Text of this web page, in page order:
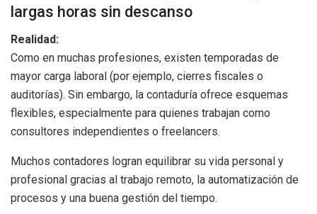
largas horas sin descanso
Realidad:
Como en muchas profesiones, existen temporadas de
mayor carga laboral (por ejemplo, cierres fiscales o
auditorías). Sin embargo, la contaduría ofrece esquemas
flexibles, especialmente para quienes trabajan como
consultores independientes o freelancers.
Muchos contadores logran equilibrar su vida personal y
profesional gracias al trabajo remoto, la automatización de
procesos y una buena gestión del tiempo.